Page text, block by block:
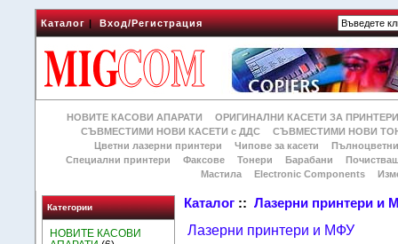
Каталог|Вход/Регистрация
НОВИТЕ КАСОВИ АПАРАТИ
ОРИГИНАЛНИ КАСЕТИ ЗА
СЪВМЕСТИМИ НОВИ КАСЕТИ с ДДС
СЪВМЕСТИМИ НОВИ
Цветни лазерни принтери
Чипове за касети
Специални принтери
Факсове Тонери Барабани
Мастила
Electronic Components
Категории
НОВИТЕ КАСОВИ
Каталог ::Лазерни принтери и
Лазерни принтери и МФУ